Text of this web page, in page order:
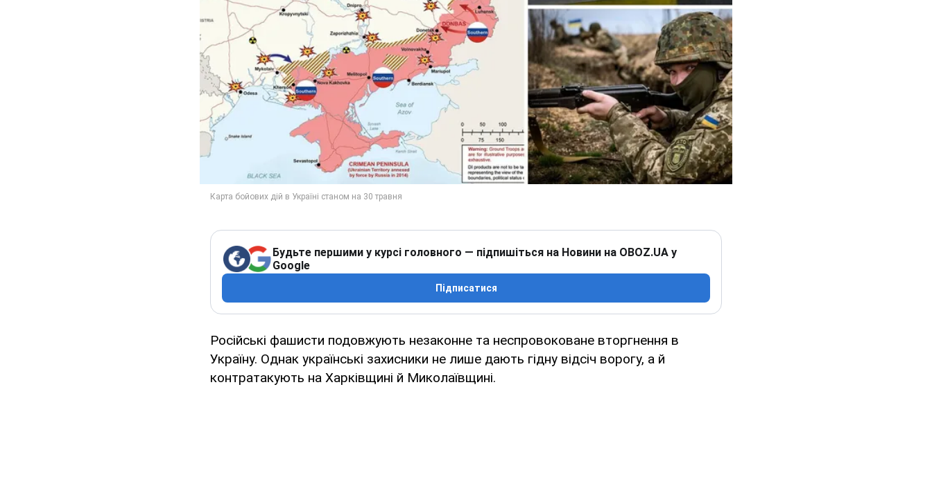
Будьте першими у курсі головного — підпишіться на Новини на OBOZ.UA у
Google
Підписатися
Російські фашисти подовжують незаконне та неспровоковане вторгнення в
Україну. Однак українські захисники не лише дають гідну відсіч ворогу, а й
контратакують на Харківщині й Миколаївщині.